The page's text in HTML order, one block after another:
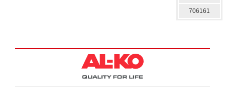
706161